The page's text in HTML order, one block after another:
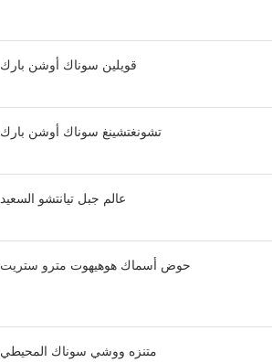
قويلين سوناك أوشن بارك
تشونغتشينغ سوناك أوشن بارك
عالم جبل تيانتشو السعيد
حوض أسماك هوهيهوت مترو ستريت
متنزه ووشي سوناك المحيطي